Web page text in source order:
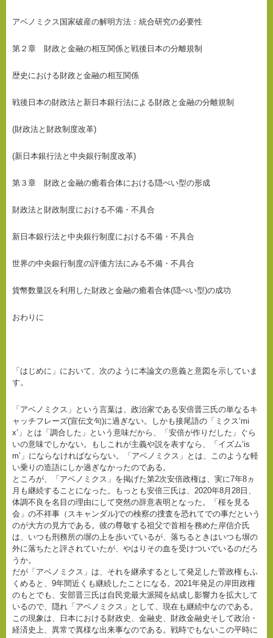
アベノミクス国家破産の解明方法：統合研究の必要性
第２章 財政と金融の相互関係と戦後日本の分離規制
歴史における財政と金融の相互関係
戦後日本の財政法と新日本銀行法による財政と金融の分離規制
(財政法と財政制度改革)
(新日本銀行法と中央銀行制度改革)
第３章 財政と金融の癒着合体における隠ぺい型の形成
財政法と財政制度における不備・不具合
新日本銀行法と中央銀行制度における不備・不具合
世界の中央銀行制度の評価方法にみる不備・不具合
貨幣数量説を利用した財政と金融の癒着合体(隠ぺい型)の成功
おわりに
「はじめに」において、次のように本論文の意義と意図を示していま
す。
「アベノミクス」という言葉は、政治家である安倍晋三氏の単なるキ
ャッチフレーズ(宣伝文句)に過ぎない。しかも接尾語の「ミクス‘mi
x’」とは「調合した」という意味だから、「安倍が作りだした」ぐら
いの意味でしかない。もしこれが主義や説を表すなら、「イズム‘is
m’」にならなければならない。「アベノミクス」とは、このような軽
い乗りの造語にしか過ぎなかったのである。
ところが、「アベノミクス」を掲げた第2次安倍政権は、実に7年8ヵ
月も継続することになった。もっとも安倍三氏は、2020年8月28日、
体調不良を名目の理由にして突然の辞意表明となった。「桜を見る
会」の不祥事（スキャンダル)での検察の捜査を恐れてでの事だという
のが大方の見方である。彼の尊敬する祖父で首相を務めた岸信介氏
は、いつも刑務所の塀の上を歩いているが、落ちるときはいつも塀の
外に落ちたと評されていたが、やはりその血を受けついでいるのだろ
うか。
だが「アベノミクス」は、それを継承するとして発足した菅政権もふ
くめると、9年間近くも継続したことになる。2021年発足の岸田政権
のもとでも、安部晋三氏は自民党最大派閥を結成し影響力を拡大して
いるので、隠れ「アベノミクス」として、現在も継続中なのである。
この現象は、日本における財政史、金融史、財政金融史そして政治・
経済史上、異常で異様な出来事なのである。戦時でもないこの平時に